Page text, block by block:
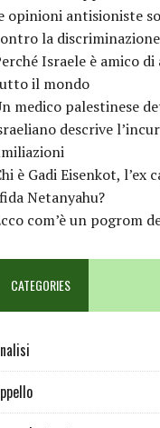
opinioni antisioniste
la discriminazione
Israele è amico
il mondo
medico palestinese
descrive
è Gadi Eisenkot, l’ex
Netanyahu?
com’è un pogrom
CATEGORIES